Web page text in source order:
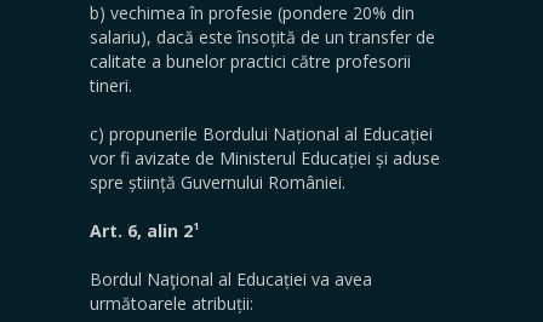
b) vechimea în profesie (pondere 20% din
salariu), dacă este însoțită de un transfer de
calitate a bunelor practici către profesorii
tineri.
c) propunerile Bordului Național al Educației
vor fi avizate de Ministerul Educației și aduse
spre știință Guvernului României.
Art. 6, alin 21
Bordul Naţional al Educației va avea
următoarele atribuții: